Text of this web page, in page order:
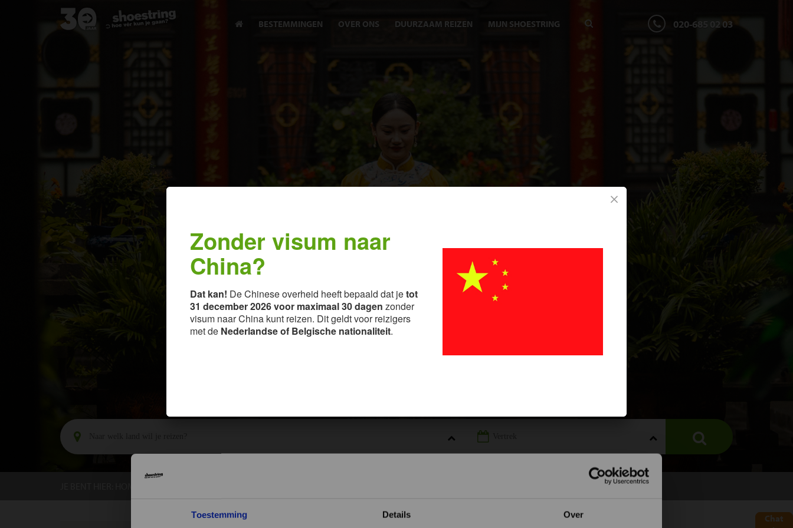
Toestemming Details Over
BESTEMMINGEN OVER ONS DUURZAAM REIZEN MIJN SHOESTRING 020-685 02 03
Chat
Zonder visum naar
China?
Dat kan! De Chinese overheid heeft bepaald dat jetot
31 december 2026 voor maximaal 30 dagen zonder
visum naar China kunt reizen. Dit geldt voor reizigers
met de Nederlandse of Belgische nationaliteit.